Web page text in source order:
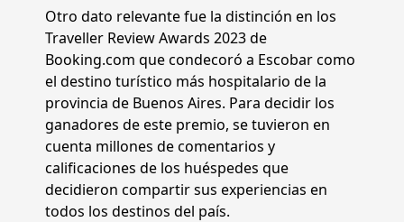
Otro dato relevante fue la distinción en los
Traveller Review Awards 2023 de
Booking.com que condecoró a Escobar como
el destino turístico más hospitalario de la
provincia de Buenos Aires. Para decidir los
ganadores de este premio, se tuvieron en
cuenta millones de comentarios y
calificaciones de los huéspedes que
decidieron compartir sus experiencias en
todos los destinos del país.